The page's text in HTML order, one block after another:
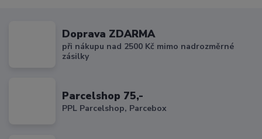
Doprava ZDARMA
při nákupu nad 2500 Kč mimo nadrozměrné
zásilky
Parcelshop 75,-
PPL Parcelshop, Parcebox